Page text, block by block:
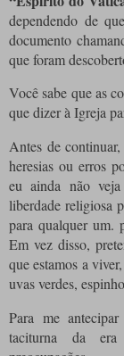
dependendo de
documento
que foram
Você sabe que as
que dizer à Igreja
Antes de continuar,
heresias ou erros
eu ainda não
liberdade religiosa
para qualquer um.
Em vez disso,
que estamos a
uvas verdes,
Para me
taciturna da era